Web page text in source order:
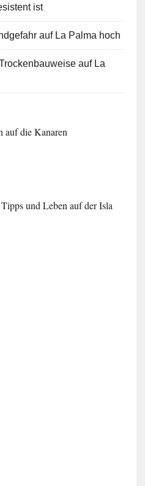
ist
auf La Palma hoch
auf La